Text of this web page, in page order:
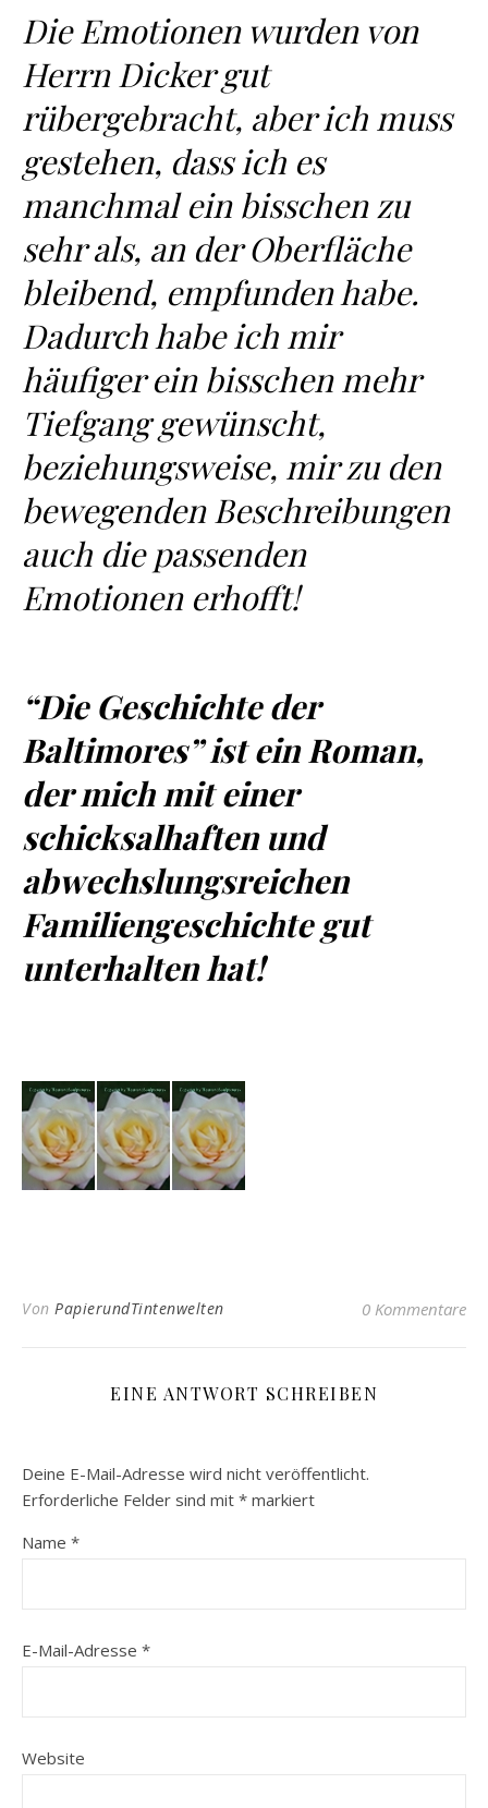
Die Emotionen wurden von
Herrn Dicker gut
rübergebracht, aber ich muss
gestehen, dass ich es
manchmal ein bisschen zu
sehr als, an der Oberfläche
bleibend, empfunden habe.
Dadurch habe ich mir
häufiger ein bisschen mehr
Tiefgang gewünscht,
beziehungsweise, mir zu den
bewegenden Beschreibungen
auch die passenden
Emotionen erhofft!
“Die Geschichte der
Baltimores” ist ein Roman,
der mich mit einer
schicksalhaften und
abwechslungsreichen
Familiengeschichte gut
unterhalten hat!
Von PapierundTintenwelten 0 Kommentare
EINE ANTWORT SCHREIBEN
Deine E-Mail-Adresse wird nicht veröffentlicht.
Erforderliche Felder sind mit * markiert
Name *
E-Mail-Adresse *
Website